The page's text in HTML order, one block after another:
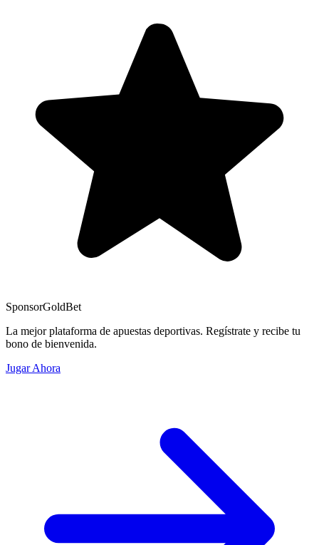
SponsorGoldBet
La mejor plataforma de apuestas deportivas. Regístrate y recibe tu
bono de bienvenida.
Jugar Ahora